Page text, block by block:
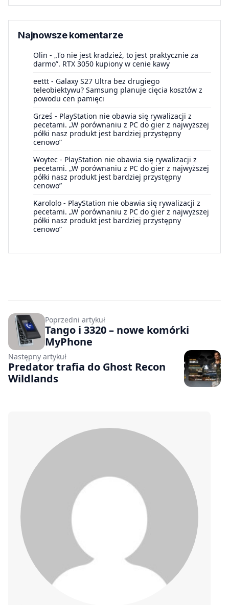
Najnowsze komentarze
Olin - „To nie jest kradzież, to jest praktycznie za
darmo”. RTX 3050 kupiony w cenie kawy
eettt - Galaxy S27 Ultra bez drugiego
teleobiektywu? Samsung planuje cięcia kosztów z
powodu cen pamięci
Grześ - PlayStation nie obawia się rywalizacji z
pecetami. „W porównaniu z PC do gier z najwyższej
półki nasz produkt jest bardziej przystępny
cenowo”
Woytec - PlayStation nie obawia się rywalizacji z
pecetami. „W porównaniu z PC do gier z najwyższej
półki nasz produkt jest bardziej przystępny
cenowo”
Karololo - PlayStation nie obawia się rywalizacji z
pecetami. „W porównaniu z PC do gier z najwyższej
półki nasz produkt jest bardziej przystępny
cenowo”
Poprzedni artykuł
Tango i 3320 – nowe komórki
MyPhone
Następny artykuł
Predator trafia do Ghost Recon
Wildlands